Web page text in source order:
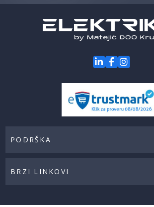
akcije
PODRŠKA
BRZI LINKOVI